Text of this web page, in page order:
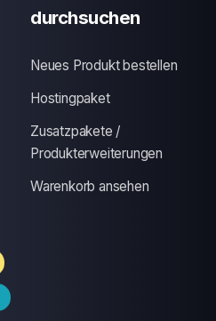
durchsuchen
Neues Produkt bestellen
Hostingpaket
Zusatzpakete /
Produkterweiterungen
Warenkorb ansehen